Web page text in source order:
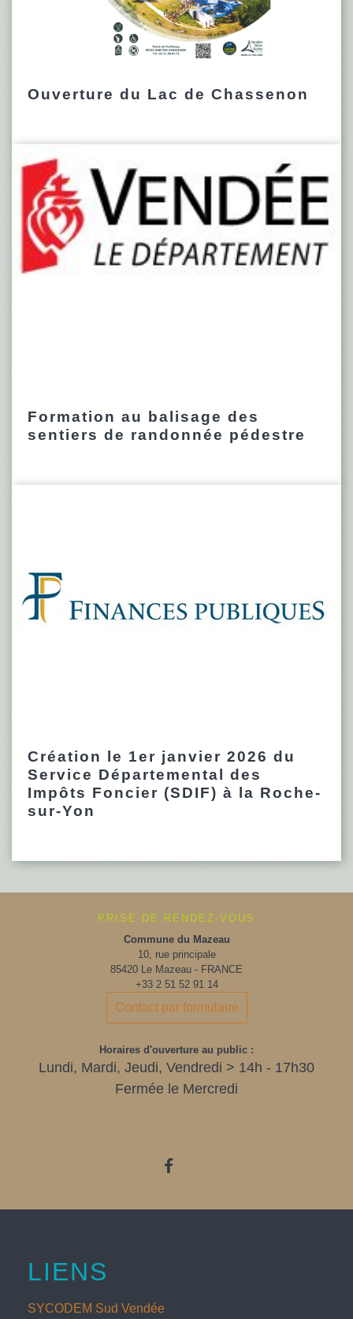
Ouverture du Lac de Chassenon
Formation au balisage des
sentiers de randonnée pédestre
Création le 1er janvier 2026 du
Service Départemental des
Impôts Foncier (SDIF) à la Roche-
sur-Yon
PRISE DE RENDEZ-VOUS
Commune du Mazeau
10, rue principale
85420 Le Mazeau - FRANCE
+33 2 51 52 91 14
Contact par formulaire
Horaires d'ouverture au public :
Lundi, Mardi, Jeudi, Vendredi > 14h - 17h30
Fermée le Mercredi
LIENS
SYCODEM Sud Vendée